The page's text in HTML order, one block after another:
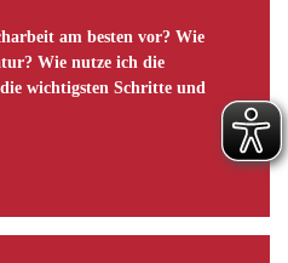
am besten vor? Wie
Wie nutze ich die
wichtigsten Schritte und